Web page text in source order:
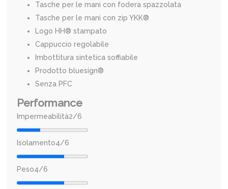
Tasche per le mani con fodera spazzolata
Tasche per le mani con zip YKK®
Logo HH® stampato
Cappuccio regolabile
Imbottitura sintetica soffiabile
Prodotto bluesign®
Senza PFC
Performance
Impermeabilità2/6
Isolamento4/6
Peso4/6